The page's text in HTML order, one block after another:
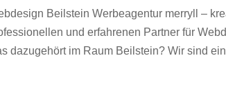
Beilstein Werbeagentur merryll –
und erfahrenen Partner für
dazugehört im Raum Beilstein? Wir sind